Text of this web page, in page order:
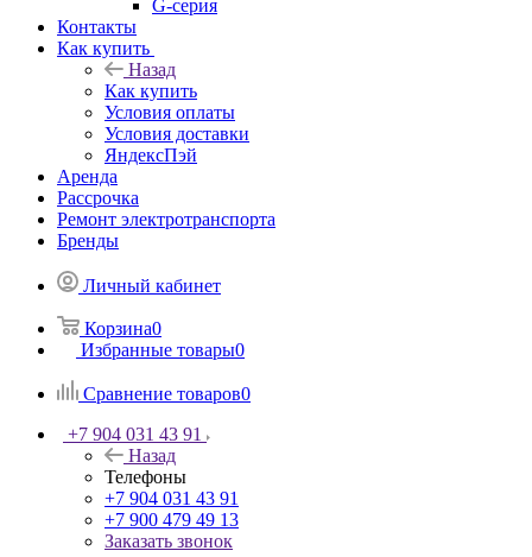
G-серия
Контакты
Как купить
Назад
Как купить
Условия оплаты
Условия доставки
ЯндексПэй
Аренда
Рассрочка
Ремонт электротранспорта
Бренды
Личный кабинет
Корзина0
Избранные товары0
Сравнение товаров0
+7 904 031 43 91
Назад
Телефоны
+7 904 031 43 91
+7 900 479 49 13
Заказать звонок